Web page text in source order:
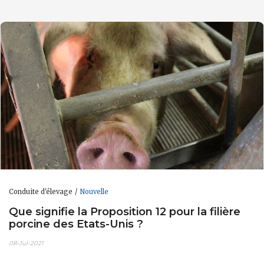
Conduite d'élevage Nouvelle
Que signifie la Proposition 12 pour la filière
porcine des Etats-Unis ?
08-Jul-2021